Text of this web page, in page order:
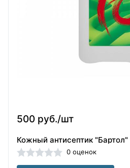
500 руб./шт
0 оценок